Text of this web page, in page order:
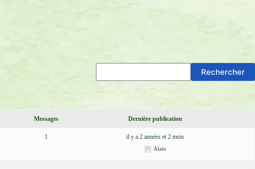
Messages Dernière publication
1 il y a 2 années et 2 mois
Alain